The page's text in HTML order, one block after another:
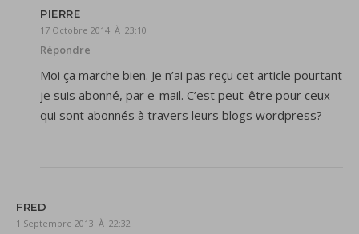
PIERRE
17 Octobre 2014 À 23:10
Répondre
Moi ça marche bien. Je n’ai pas reçu cet article pourtant
je suis abonné, par e-mail. C’est peut-être pour ceux
qui sont abonnés à travers leurs blogs wordpress?
FRED
1 Septembre 2013 À 22:32